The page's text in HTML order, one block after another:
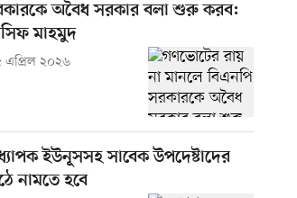
অবৈধ সরকার বলা শুরু করব:
মাহমুদ
এপ্রিল ২০২৬
ইউনূসসহ সাবেক উপদেষ্টাদের
নামতে হবে